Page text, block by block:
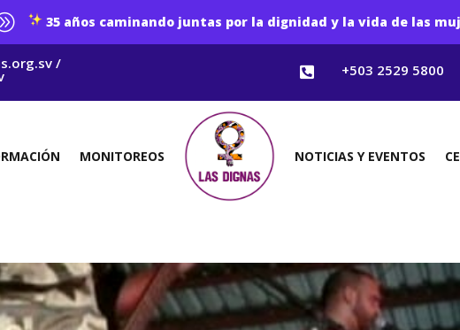
35 años caminando juntas por la dignidad y la vida de las
/  +503 2529 5800
MONITOREOS NOTICIAS Y EVENTOS